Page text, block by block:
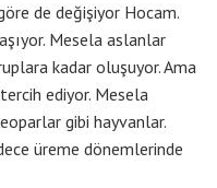
de değişiyor Hocam.
Mesela aslanlar
kadar oluşuyor. Ama
ediyor. Mesela
gibi hayvanlar.
üreme dönemlerinde